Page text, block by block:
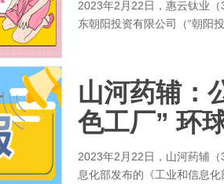
2023年2月22日，惠云钛业
东朝阳投资有限公司（“朝阳
山河药辅：
色工厂” 环
2023年2月22日，山河药辅
息化部发布的《工业和信息